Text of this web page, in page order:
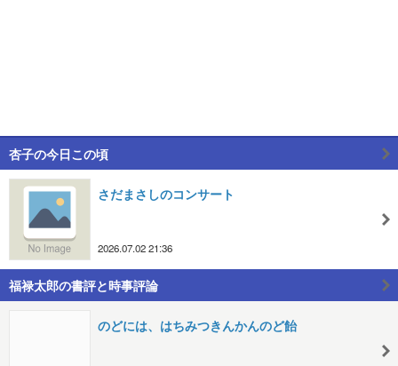
杏子の今日この頃
さだまさしのコンサート
2026.07.02 21:36
福禄太郎の書評と時事評論
のどには、はちみつきんかんのど飴